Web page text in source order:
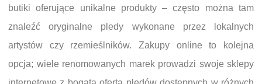
butiki oferujące unikalne produkty – często można tam
znaleźć oryginalne pledy wykonane przez lokalnych
artystów czy rzemieślników. Zakupy online to kolejna
opcja; wiele renomowanych marek prowadzi swoje sklepy